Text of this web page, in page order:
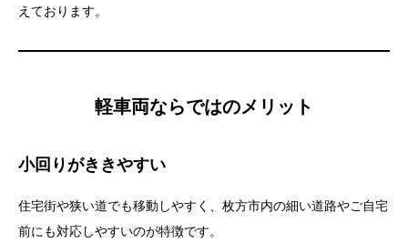
えております。
軽車両ならではのメリット
小回りがききやすい
住宅街や狭い道でも移動しやすく、枚方市内の細い道路やご自宅
前にも対応しやすいのが特徴です。